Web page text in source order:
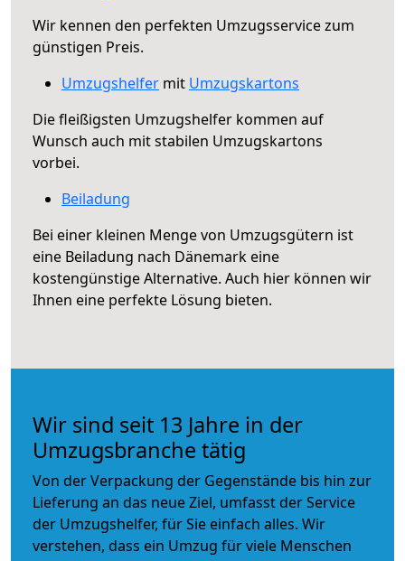
Wir kennen den perfekten Umzugsservice zum
günstigen Preis.
Umzugshelfer mit Umzugskartons
Die fleißigsten Umzugshelfer kommen auf
Wunsch auch mit stabilen Umzugskartons
vorbei.
Beiladung
Bei einer kleinen Menge von Umzugsgütern ist
eine Beiladung nach Dänemark eine
kostengünstige Alternative. Auch hier können wir
Ihnen eine perfekte Lösung bieten.
Wir sind seit 13 Jahre in der
Umzugsbranche tätig
Von der Verpackung der Gegenstände bis hin zur
Lieferung an das neue Ziel, umfasst der Service
der Umzugshelfer, für Sie einfach alles. Wir
verstehen, dass ein Umzug für viele Menschen